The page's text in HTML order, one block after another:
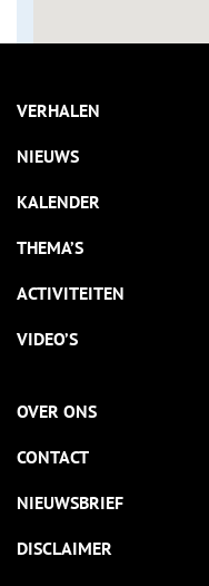
VERHALEN
NIEUWS
KALENDER
THEMA’S
ACTIVITEITEN
VIDEO’S
OVER ONS
CONTACT
NIEUWSBRIEF
DISCLAIMER